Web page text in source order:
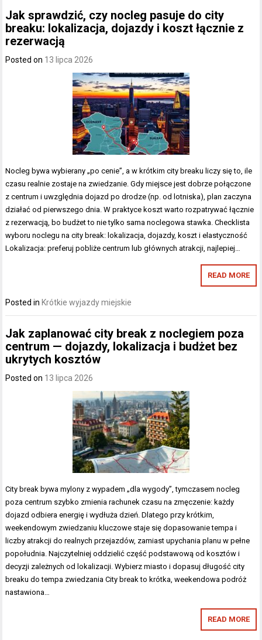
Jak sprawdzić, czy nocleg pasuje do city
breaku: lokalizacja, dojazdy i koszt łącznie z
rezerwacją
Posted on 13 lipca 2026
Nocleg bywa wybierany „po cenie”, a w krótkim city breaku liczy się to, ile
czasu realnie zostaje na zwiedzanie. Gdy miejsce jest dobrze połączone
z centrum i uwzględnia dojazd po drodze (np. od lotniska), plan zaczyna
działać od pierwszego dnia. W praktyce koszt warto rozpatrywać łącznie
z rezerwacją, bo budżet to nie tylko sama noclegowa stawka. Checklista
wyboru noclegu na city break: lokalizacja, dojazdy, koszt i elastyczność
Lokalizacja: preferuj pobliże centrum lub głównych atrakcji, najlepiej…
READ MORE
Posted in Krótkie wyjazdy miejskie
Jak zaplanować city break z noclegiem poza
centrum — dojazdy, lokalizacja i budżet bez
ukrytych kosztów
Posted on 13 lipca 2026
City break bywa mylony z wypadem „dla wygody”, tymczasem nocleg
poza centrum szybko zmienia rachunek czasu na zmęczenie: każdy
dojazd odbiera energię i wydłuża dzień. Dlatego przy krótkim,
weekendowym zwiedzaniu kluczowe staje się dopasowanie tempa i
liczby atrakcji do realnych przejazdów, zamiast upychania planu w pełne
popołudnia. Najczytelniej oddzielić część podstawową od kosztów i
decyzji zależnych od lokalizacji. Wybierz miasto i dopasuj długość city
breaku do tempa zwiedzania City break to krótka, weekendowa podróż
nastawiona…
READ MORE